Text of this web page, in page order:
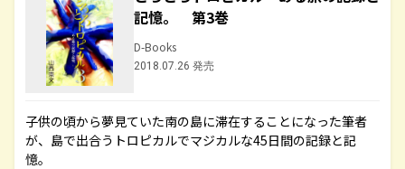
記憶。 第3巻
D-Books
2018.07.26 発売
子供の頃から夢見ていた南の島に滞在することになった筆者
が、島で出合うトロピカルでマジカルな45日間の記録と記
憶。